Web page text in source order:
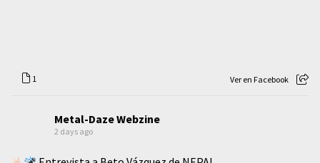
1 Ver en Facebook
Metal-Daze Webzine
2 days ago